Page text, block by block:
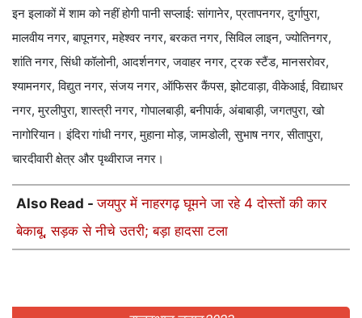
इन इलाकों में शाम को नहीं होगी पानी सप्लाई: सांगानेर, प्रतापनगर, दुर्गापुरा,
मालवीय नगर, बापूनगर, महेश्वर नगर, बरकत नगर, सिविल लाइन, ज्योतिनगर,
शांति नगर, सिंधी कॉलोनी, आदर्शनगर, जवाहर नगर, ट्रक स्टैंड, मानसरोवर,
श्यामनगर, विद्युत नगर, संजय नगर, ऑफिसर कैंपस, झोटवाड़ा, वीकेआई, विद्याधर
नगर, मुरलीपुरा, शास्त्री नगर, गोपालबाड़ी, बनीपार्क, अंबाबाड़ी, जगतपुरा, खो
नागोरियान। इंदिरा गांधी नगर, मुहाना मोड़, जामडोली, सुभाष नगर, सीतापुरा,
चारदीवारी क्षेत्र और पृथ्वीराज नगर।
Also Read -जयपुर में नाहरगढ़ घूमने जा रहे 4 दोस्तों की कार
बेकाबू, सड़क से नीचे उतरी; बड़ा हादसा टला